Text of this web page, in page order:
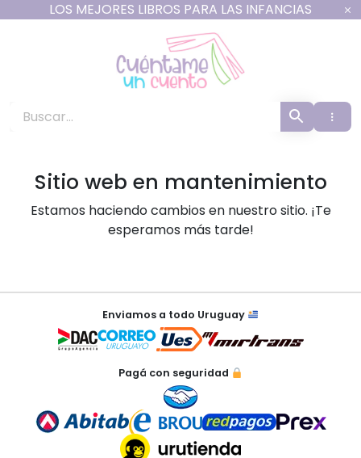
LOS MEJORES LIBROS PARA LAS INFANCIAS
Cuéntame un
Sitio web en mantenimiento
Estamos haciendo cambios en nuestro sitio. ¡Te
esperamos más tarde!
Enviamos a todo Uruguay
Pagá con seguridad
Tu carrito está vacío.
Agregá un producto y aparecerá acá
automáticamente.